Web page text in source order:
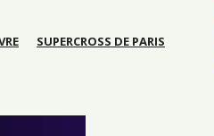
SUPERCROSS DE PARIS